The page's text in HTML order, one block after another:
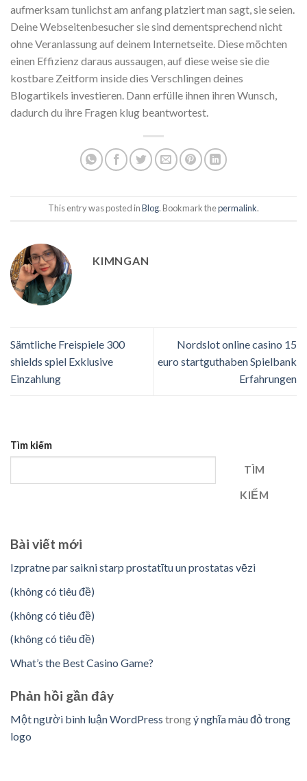
aufmerksam tunlichst am anfang platziert man sagt, sie seien.
Deine Webseitenbesucher sie sind dementsprechend nicht
ohne Veranlassung auf deinem Internetseite. Diese möchten
einen Effizienz daraus aussaugen, auf diese weise sie die
kostbare Zeitform inside dies Verschlingen deines
Blogartikels investieren. Dann erfülle ihnen ihren Wunsch,
dadurch du ihre Fragen klug beantwortest.
This entry was posted inBlog. Bookmark thepermalink.
KIMNGAN
Sämtliche Freispiele 300
shields spiel Exklusive
Einzahlung
Nordslot online casino 15
euro startguthaben Spielbank
Erfahrungen
Tìm kiếm
TÌM
KIẾM
Bài viết mới
Izpratne par saikni starp prostatītu un prostatas vēzi
(không có tiêu đề)
(không có tiêu đề)
(không có tiêu đề)
What’s the Best Casino Game?
Phản hồi gần đây
Một người bình luận WordPress trongý nghĩa màu đỏ trong
logo